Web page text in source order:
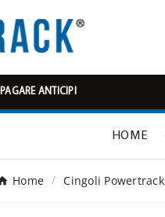
ANTICIPI
HOME
Home Cingoli Powertrack